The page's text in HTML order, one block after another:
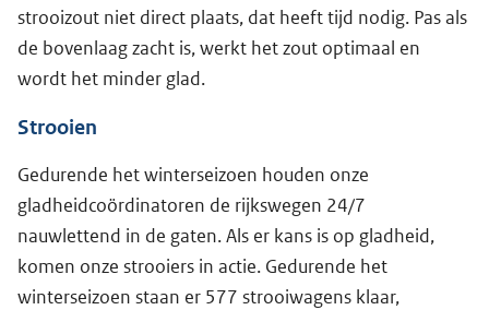
strooizout niet direct plaats, dat heeft tijd nodig. Pas als
de bovenlaag zacht is, werkt het zout optimaal en
wordt het minder glad.
Strooien
Gedurende het winterseizoen houden onze
gladheidcoördinatoren de rijkswegen 24/7
nauwlettend in de gaten. Als er kans is op gladheid,
komen onze strooiers in actie. Gedurende het
winterseizoen staan er 577 strooiwagens klaar,